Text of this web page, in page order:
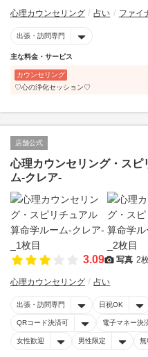
心理カウンセリング 占い ファイ
出張・訪問専門
主な料金・サービス
カウンセリング
♡心の浄化セッション♡
店舗公式
心理カウンセリング・スピ
ム-クレア-
3.09 写真 2
心理カウンセリング 占い
出張・訪問専門 日祝OK
QRコード決済可 電子マネー決
女性歓迎 男性限定 無